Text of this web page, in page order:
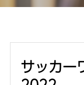
サッカー